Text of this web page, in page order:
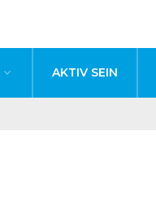
AKTIV SEIN